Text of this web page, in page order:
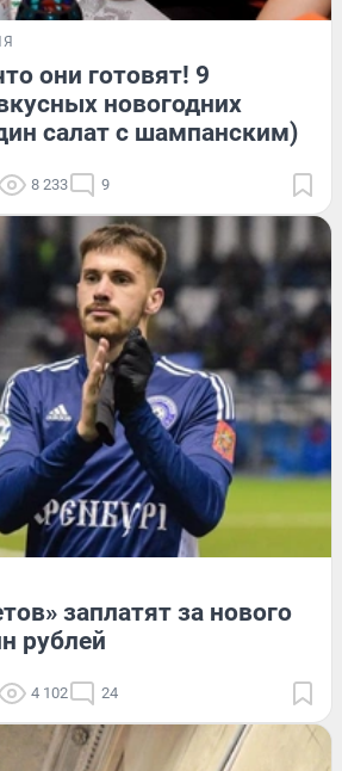
они готовят! 9
новогодних
салат с шампанским)
8 233 9
заплатят за нового
рублей
4 102 24